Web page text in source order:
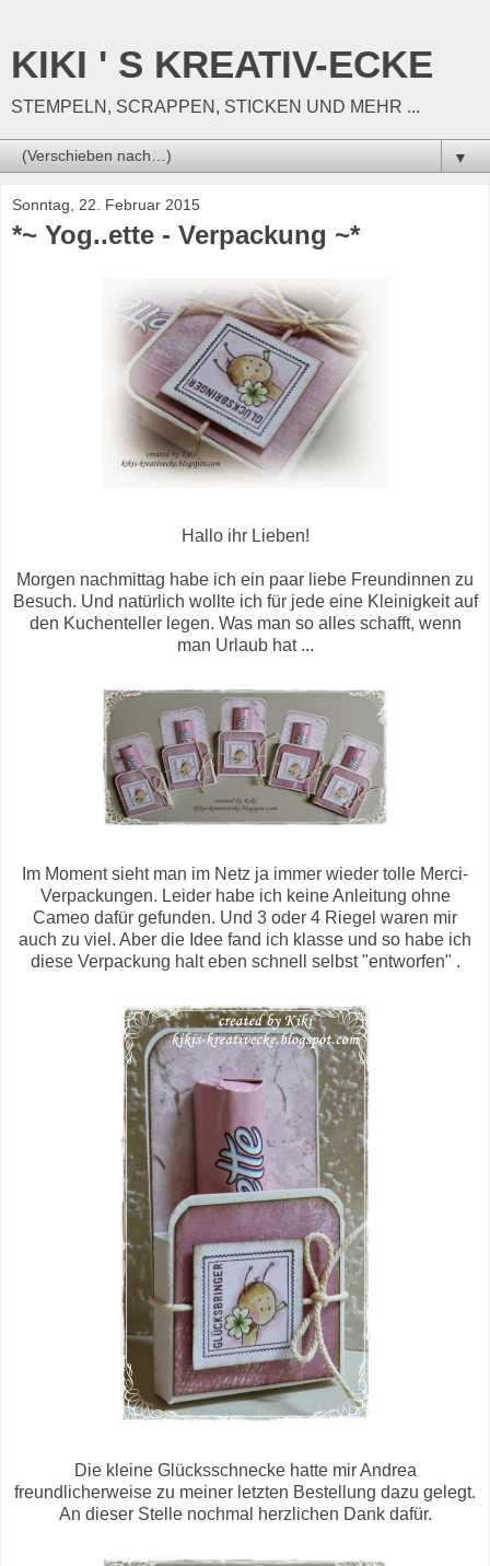
KIKI ' S KREATIV-ECKE
STEMPELN, SCRAPPEN, STICKEN UND MEHR ...
▼
Sonntag, 22. Februar 2015
*~ Yog..ette - Verpackung ~*
Hallo ihr Lieben!
Morgen nachmittag habe ich ein paar liebe Freundinnen zu
Besuch. Und natürlich wollte ich für jede eine Kleinigkeit auf
den Kuchenteller legen. Was man so alles schafft, wenn
man Urlaub hat ...
Im Moment sieht man im Netz ja immer wieder tolle Merci-
Verpackungen. Leider habe ich keine Anleitung ohne
Cameo dafür gefunden. Und 3 oder 4 Riegel waren mir
auch zu viel. Aber die Idee fand ich klasse und so habe ich
diese Verpackung halt eben schnell selbst "entworfen" .
Die kleine Glücksschnecke hatte mir Andrea
freundlicherweise zu meiner letzten Bestellung dazu gelegt.
An dieser Stelle nochmal herzlichen Dank dafür.